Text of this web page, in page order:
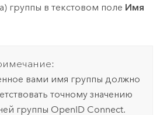
группы в текстовом поле Имя
вами имя группы должно
точному значению
группы OpenID Connect.